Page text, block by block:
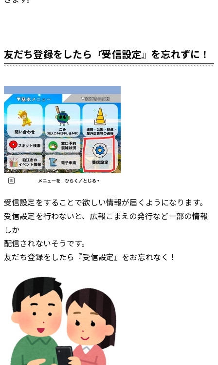
友だち登録をしたら『受信設定』を忘れずに！
受信設定をすることで欲しい情報が届くようになります。
受信設定を行わないと、広報こまえの発行など一部の情報
しか
配信されないそうです。
友だち登録をしたら『受信設定』をお忘れなく！